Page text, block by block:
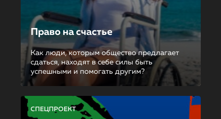
Право на счастье
Как люди, которым общество предлагает
сдаться, находят в себе силы быть
успешными и помогать другим?
СПЕЦПРОЕКТ